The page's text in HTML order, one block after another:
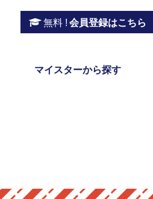
無料 ! 会員登録はこちら
マイスターから探す